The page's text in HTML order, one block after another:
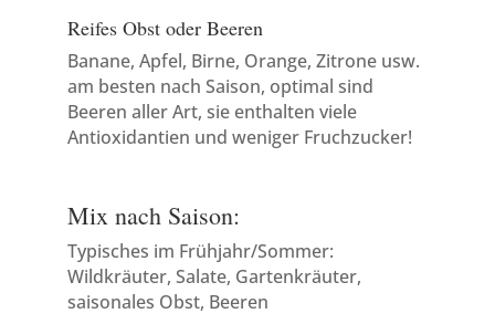
Reifes Obst oder Beeren
Banane, Apfel, Birne, Orange, Zitrone usw.
am besten nach Saison, optimal sind
Beeren aller Art, sie enthalten viele
Antioxidantien und weniger Fruchzucker!
Mix nach Saison:
Typisches im Frühjahr/Sommer:
Wildkräuter, Salate, Gartenkräuter,
saisonales Obst, Beeren